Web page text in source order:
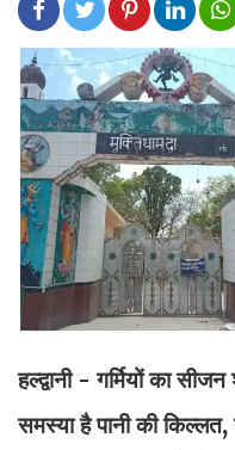
हल्द्वानी - गर्मियों का
समस्या है पानी की किल्लत,